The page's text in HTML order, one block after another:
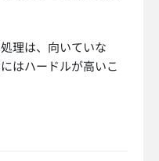
理は、向いていな
はハードルが高いこ